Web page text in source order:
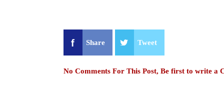
Share Tweet
No Comments For This Post, Be first to write a